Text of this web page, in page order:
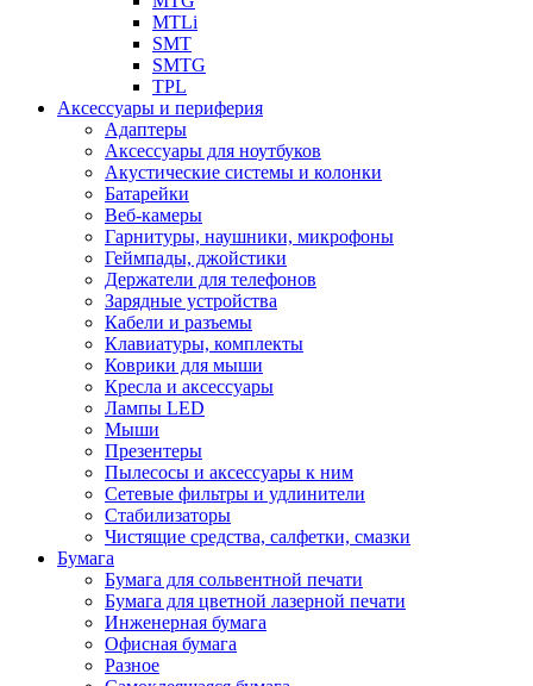
MTLi
SMT
SMTG
TPL
Аксессуары и периферия
Адаптеры
Аксессуары для ноутбуков
Акустические системы и колонки
Батарейки
Веб-камеры
Гарнитуры, наушники, микрофоны
Геймпады, джойстики
Держатели для телефонов
Зарядные устройства
Кабели и разъемы
Клавиатуры, комплекты
Коврики для мыши
Кресла и аксессуары
Лампы LED
Мыши
Презентеры
Пылесосы и аксессуары к ним
Сетевые фильтры и удлинители
Стабилизаторы
Чистящие средства, салфетки, смазки
Бумага
Бумага для сольвентной печати
Бумага для цветной лазерной печати
Инженерная бумага
Офисная бумага
Разное